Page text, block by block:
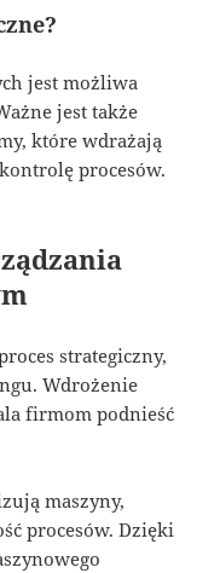
jest możliwa
jest także
które wdrażają
procesów.
strategiczny,
Wdrożenie
firmom podnieść
maszyny,
procesów. Dzięki